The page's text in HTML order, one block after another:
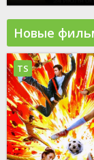
Новые
TS